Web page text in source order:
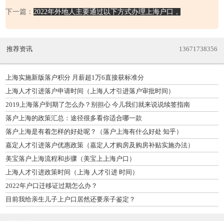
下一篇： 2022年外地人主要通过以下方式办理上海户口，
推荐资讯 13671738356
上海实施新版落户积分 月薪超1万6直接获标准分
上海人才引进落户申请时间（上海人才引进落户审批时间）
2019上海落户到期了怎么办？别担心 今儿我们就来说说续签指南
落户上海的政策汇总：途径很多看你适合哪一款
落户上海是有着怎样的好处呢？（落户上海有什么好处 知乎）
嘉定人才引进落户优惠政策（嘉定人才购房及购房补贴实施办法）
美宝落户上海流程和步骤（美宝上上海户口）
上海人才引进政策时间（上海 人才引进 时间）
2022年户口迁移证过期怎么办？
目前我给亲生儿子上户口居然还要亲子鉴定？